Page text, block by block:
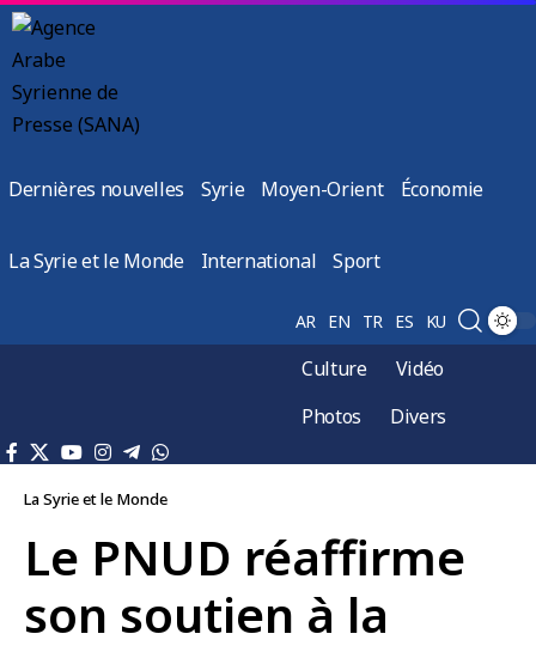
Dernières nouvelles Syrie Moyen-Orient Économie
La Syrie et le Monde International Sport
AR EN TR ES KU
Culture
Vidéo
Photos
Divers
La Syrie et le Monde
Le PNUD réaffirme
son soutien à la